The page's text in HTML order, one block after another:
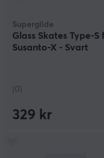
Superglide
Glass Skates Type-S
Susanto-X - Svart
(0)
329 kr